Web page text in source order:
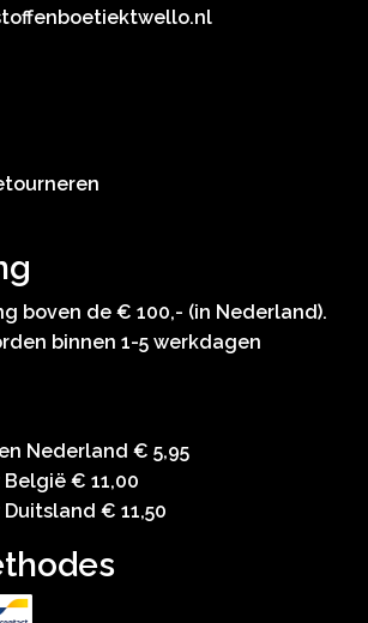
boven de € 100,- (in Nederland).
binnen 1-5 werkdagen
Nederland € 5,95
€ 11,00
€ 11,50